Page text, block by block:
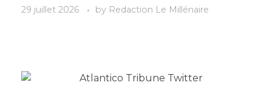
29 juillet 2026 by Redaction Le Millénaire